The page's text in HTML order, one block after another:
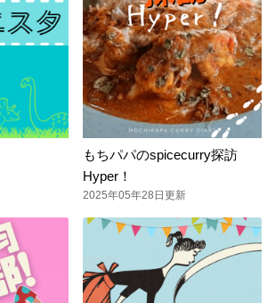
もちパパのspicecurry探訪
Hyper！
2025年05年28日更新